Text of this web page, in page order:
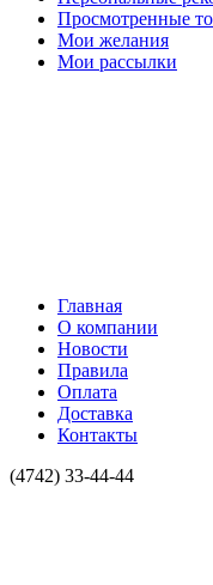
Просмотренные
Мои желания
Мои рассылки
Главная
О компании
Новости
Правила
Оплата
Доставка
Контакты
(4742) 33-44-44